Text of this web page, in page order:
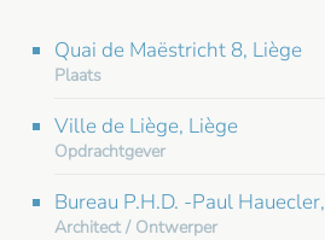
Quai de Maëstricht 8, Liège
Plaats
Ville de Liège, Liège
Opdrachtgever
Bureau P.H.D. -Paul Hauecler,
Architect / Ontwerper